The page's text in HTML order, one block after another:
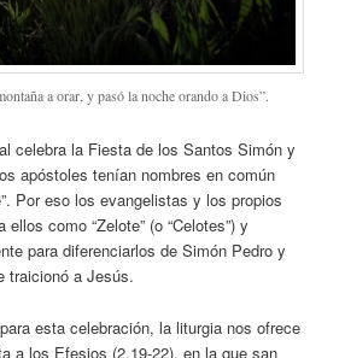
a orar, y pasó la noche orando a Dios”.
celebra la Fiesta de los Santos Simón y
apóstoles tenían nombres en común
Por eso los evangelistas y los propios
como “Zelote” (o “Celotes”) y
para diferenciarlos de Simón Pedro y
traicionó a Jesús.
esta celebración, la liturgia nos ofrece
a los Efesios (2,19-22), en la que san